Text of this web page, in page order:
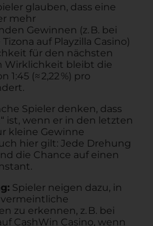
glauben, dass eine
mehr
Gewinnen (z. B. bei
auf Playzilla Casino)
für den nächsten
Wirklichkeit bleibt die
(≈ 2,22 %) pro
Spieler denken, dass
ist, wenn er in den letzten
kleine Gewinne
hier gilt: Jede Drehung
die Chance auf einen
Spieler neigen dazu, in
zu erkennen, z. B. bei
CashWin Casino, wenn